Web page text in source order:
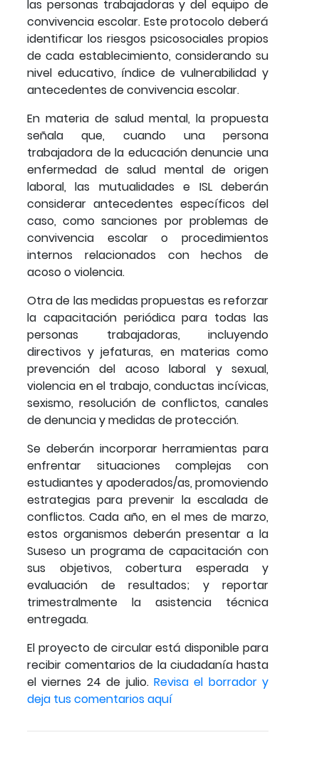
las personas trabajadoras y del equipo de
convivencia escolar. Este protocolo deberá
identificar los riesgos psicosociales propios
de cada establecimiento, considerando su
nivel educativo, índice de vulnerabilidad y
antecedentes de convivencia escolar.
En materia de salud mental, la propuesta
señala que, cuando una persona
trabajadora de la educación denuncie una
enfermedad de salud mental de origen
laboral, las mutualidades e ISL deberán
considerar antecedentes específicos del
caso, como sanciones por problemas de
convivencia escolar o procedimientos
internos relacionados con hechos de
acoso o violencia.
Otra de las medidas propuestas es reforzar
la capacitación periódica para todas las
personas trabajadoras, incluyendo
directivos y jefaturas, en materias como
prevención del acoso laboral y sexual,
violencia en el trabajo, conductas incívicas,
sexismo, resolución de conflictos, canales
de denuncia y medidas de protección.
Se deberán incorporar herramientas para
enfrentar situaciones complejas con
estudiantes y apoderados/as, promoviendo
estrategias para prevenir la escalada de
conflictos. Cada año, en el mes de marzo,
estos organismos deberán presentar a la
Suseso un programa de capacitación con
sus objetivos, cobertura esperada y
evaluación de resultados; y reportar
trimestralmente la asistencia técnica
entregada.
El proyecto de circular está disponible para
recibir comentarios de la ciudadanía hasta
el viernes 24 de julio.Revisa el borrador y
deja tus comentarios aquí